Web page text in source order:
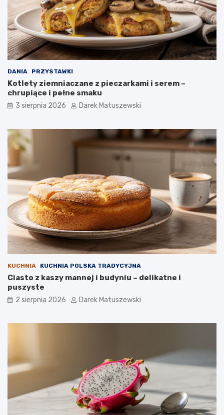
DANIA PRZYSTAWKI
Kotlety ziemniaczane z pieczarkami i serem –
chrupiące i pełne smaku
3 sierpnia 2026 Darek Matuszewski
KUCHNIA KUCHNIA POLSKA TRADYCYJNA
Ciasto z kaszy mannej i budyniu – delikatne i
puszyste
2 sierpnia 2026 Darek Matuszewski